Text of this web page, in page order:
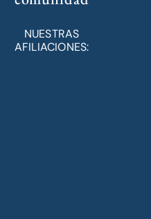
NUESTRAS
AFILIACIONES: